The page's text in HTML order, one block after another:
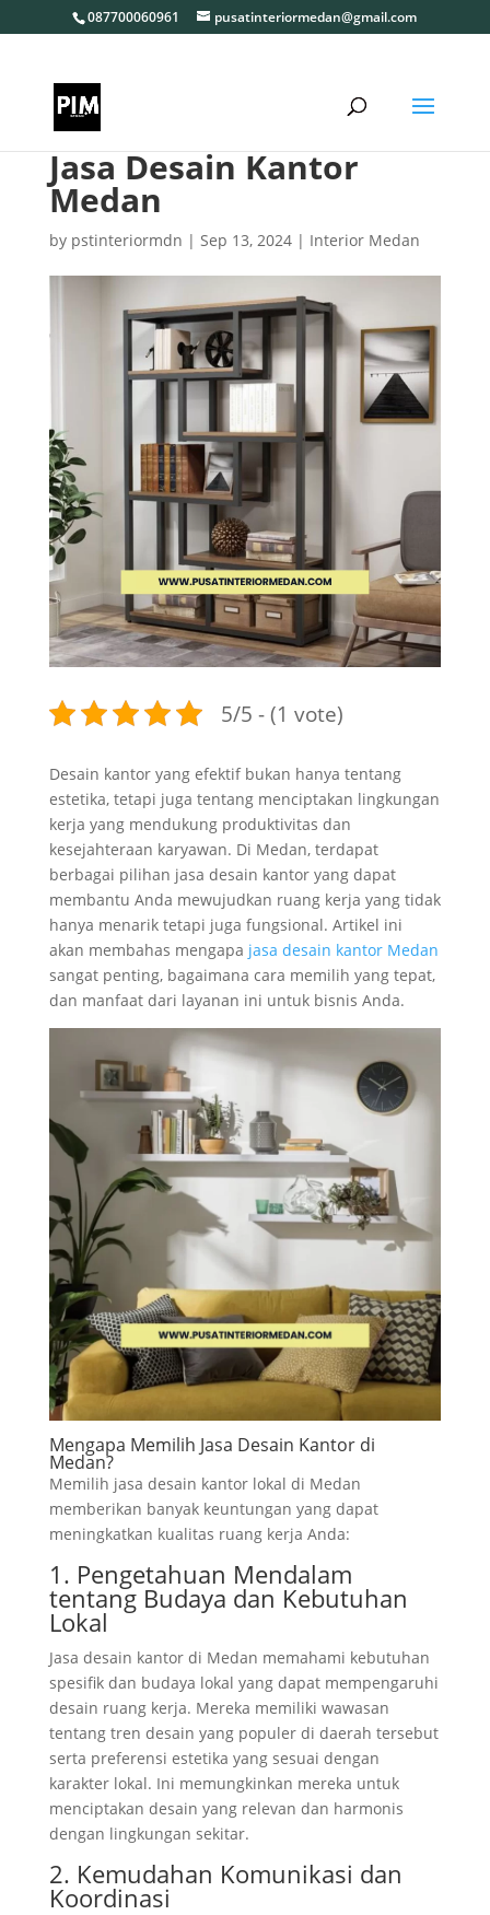
087700060961 pusatinteriormedan@gmail.com
Jasa Desain Kantor
Medan
by pstinteriormdn | Sep 13, 2024| Interior Medan
5/5 - (1 vote)
Desain kantor yang efektif bukan hanya tentang
estetika, tetapi juga tentang menciptakan lingkungan
kerja yang mendukung produktivitas dan
kesejahteraan karyawan. Di Medan, terdapat
berbagai pilihan jasa desain kantor yang dapat
membantu Anda mewujudkan ruang kerja yang tidak
hanya menarik tetapi juga fungsional. Artikel ini
akan membahas mengapa jasa desain kantor Medan
sangat penting, bagaimana cara memilih yang tepat,
dan manfaat dari layanan ini untuk bisnis Anda.
Mengapa Memilih Jasa Desain Kantor di
Medan?
Memilih jasa desain kantor lokal di Medan
memberikan banyak keuntungan yang dapat
meningkatkan kualitas ruang kerja Anda:
1. Pengetahuan Mendalam
tentang Budaya dan Kebutuhan
Lokal
Jasa desain kantor di Medan memahami kebutuhan
spesifik dan budaya lokal yang dapat mempengaruhi
desain ruang kerja. Mereka memiliki wawasan
tentang tren desain yang populer di daerah tersebut
serta preferensi estetika yang sesuai dengan
karakter lokal. Ini memungkinkan mereka untuk
menciptakan desain yang relevan dan harmonis
dengan lingkungan sekitar.
2. Kemudahan Komunikasi dan
Koordinasi